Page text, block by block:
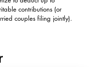
contributions (or
couples filing jointly).